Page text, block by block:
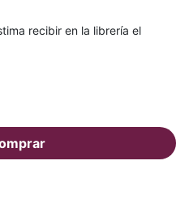
recibir en la librería el